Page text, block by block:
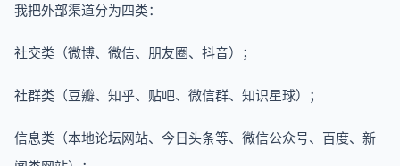
我把外部渠道分为四类：
社交类（微博、微信、朋友圈、抖音）；
社群类（豆瓣、知乎、贴吧、微信群、知识星球）；
信息类（本地论坛网站、今日头条等、微信公众号、百度、新